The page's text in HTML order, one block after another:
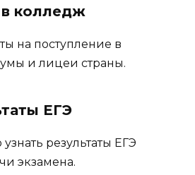
колледж
на поступление в
и лицеи страны.
ЕГЭ
результаты ЕГЭ
экзамена.